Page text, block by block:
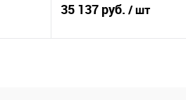
35 137 руб. / шт